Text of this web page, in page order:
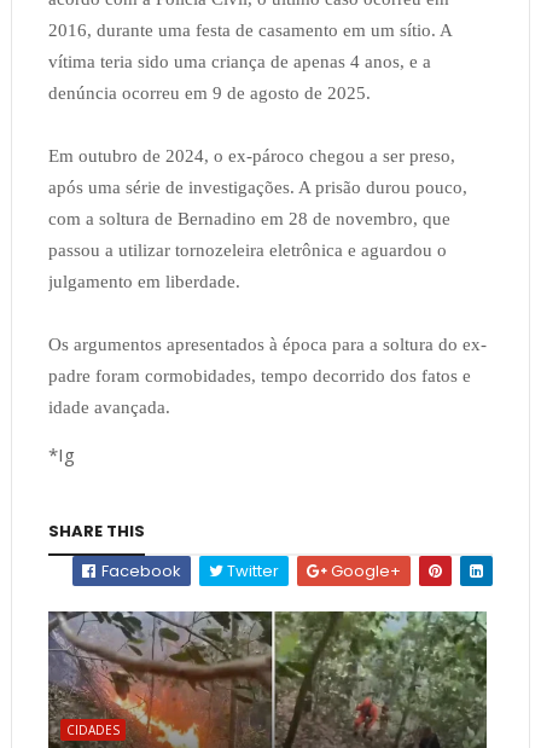
2016, durante uma festa de casamento em um sítio. A
vítima teria sido uma criança de apenas 4 anos, e a
denúncia ocorreu em 9 de agosto de 2025.
Em outubro de 2024, o ex-pároco chegou a ser preso,
após uma série de investigações. A prisão durou pouco,
com a soltura de Bernadino em 28 de novembro, que
passou a utilizar tornozeleira eletrônica e aguardou o
julgamento em liberdade.
Os argumentos apresentados à época para a soltura do ex-
padre foram cormobidades, tempo decorrido dos fatos e
idade avançada.
*Ig
SHARE THIS
Facebook
Twitter Google+
CIDADES